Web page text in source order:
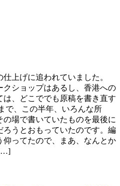
上げに追われていました。
クショップはあるし、香港への
、どこででも原稿を書き直す
で、この半年、いろんな所
場で書いていたものを最後に
ろうとおもっていたのです。編
ってたので、まあ、なんとか